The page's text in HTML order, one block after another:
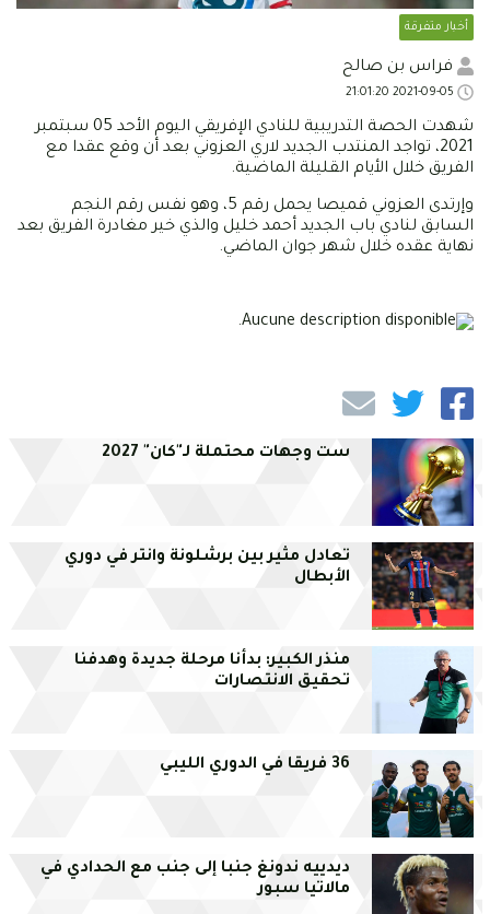
أخبار متفرقة
فراس بن صالح
شهدت الحصة التدريبية للنادي الإفريقي اليوم الأحد 05 سبتمبر
2021، تواجد المنتدب الجديد لاري العزوني بعد أن وقع عقدا مع
الفريق خلال الأيام القليلة الماضية.
وإرتدى العزوني قميصا يحمل رقم 5، وهو نفس رقم النجم
السابق لنادي باب الجديد أحمد خليل والذي خير مغادرة الفريق بعد
نهاية عقده خلال شهر جوان الماضي.
ست وجهات محتملة لـ"كان" 2027
تعادل مثير بين برشلونة وانتر في دوري
الأبطال
منذر الكبير: بدأنا مرحلة جديدة وهدفنا
تحقيق الانتصارات
36 فريقا في الدوري الليبي
ديدييه ندونغ جنبا إلى جنب مع الحدادي في
مالاتيا سبور